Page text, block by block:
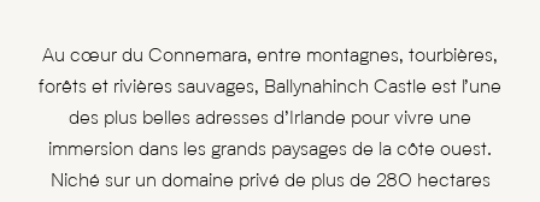
Au cœur du Connemara, entre montagnes, tourbières,
forêts et rivières sauvages, Ballynahinch Castle est l’une
des plus belles adresses d’Irlande pour vivre une
immersion dans les grands paysages de la côte ouest.
Niché sur un domaine privé de plus de 280 hectares